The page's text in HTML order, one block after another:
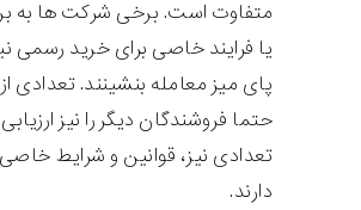
متفاوت است. برخی شرکت ها به
یا فرایند خاصی برای خرید رسمی
پای میز معامله بنشینند. تعدادی از
حتما فروشندگان دیگر را نیز
تعدادی نیز، قوانین و شرایط
دارند.